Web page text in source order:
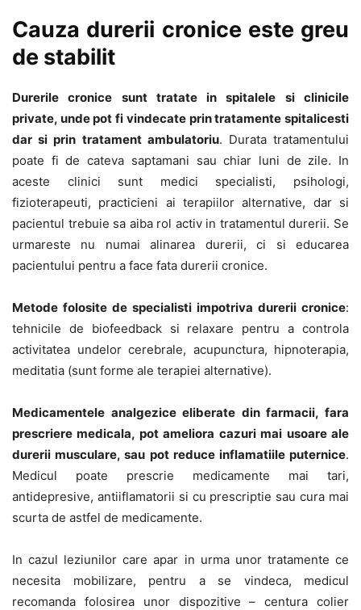
Cauza durerii cronice este greu
de stabilit
Durerile cronice sunt tratate in spitalele si clinicile
private, unde pot fi vindecate prin tratamente spitalicesti
dar si prin tratament ambulatoriu. Durata tratamentului
poate fi de cateva saptamani sau chiar luni de zile. In
aceste clinici sunt medici specialisti, psihologi,
fizioterapeuti, practicieni ai terapiilor alternative, dar si
pacientul trebuie sa aiba rol activ in tratamentul durerii. Se
urmareste nu numai alinarea durerii, ci si educarea
pacientului pentru a face fata durerii cronice.
Metode folosite de specialisti impotriva durerii cronice:
tehnicile de biofeedback si relaxare pentru a controla
activitatea undelor cerebrale, acupunctura, hipnoterapia,
meditatia (sunt forme ale terapiei alternative).
Medicamentele analgezice eliberate din farmacii, fara
prescriere medicala, pot ameliora cazuri mai usoare ale
durerii musculare, sau pot reduce inflamatiile puternice.
Medicul poate prescrie medicamente mai tari,
antidepresive, antiiflamatorii si cu prescriptie sau cura mai
scurta de astfel de medicamente.
In cazul leziunilor care apar in urma unor tratamente ce
necesita mobilizare, pentru a se vindeca, medicul
recomanda folosirea unor dispozitive – centura colier